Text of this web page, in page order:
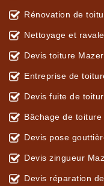
Rénovation de
Nettoyage et
Devis toiture
Entreprise de
Devis fuite de
Bâchage de
Devis pose
Devis zingueur
Devis réparation